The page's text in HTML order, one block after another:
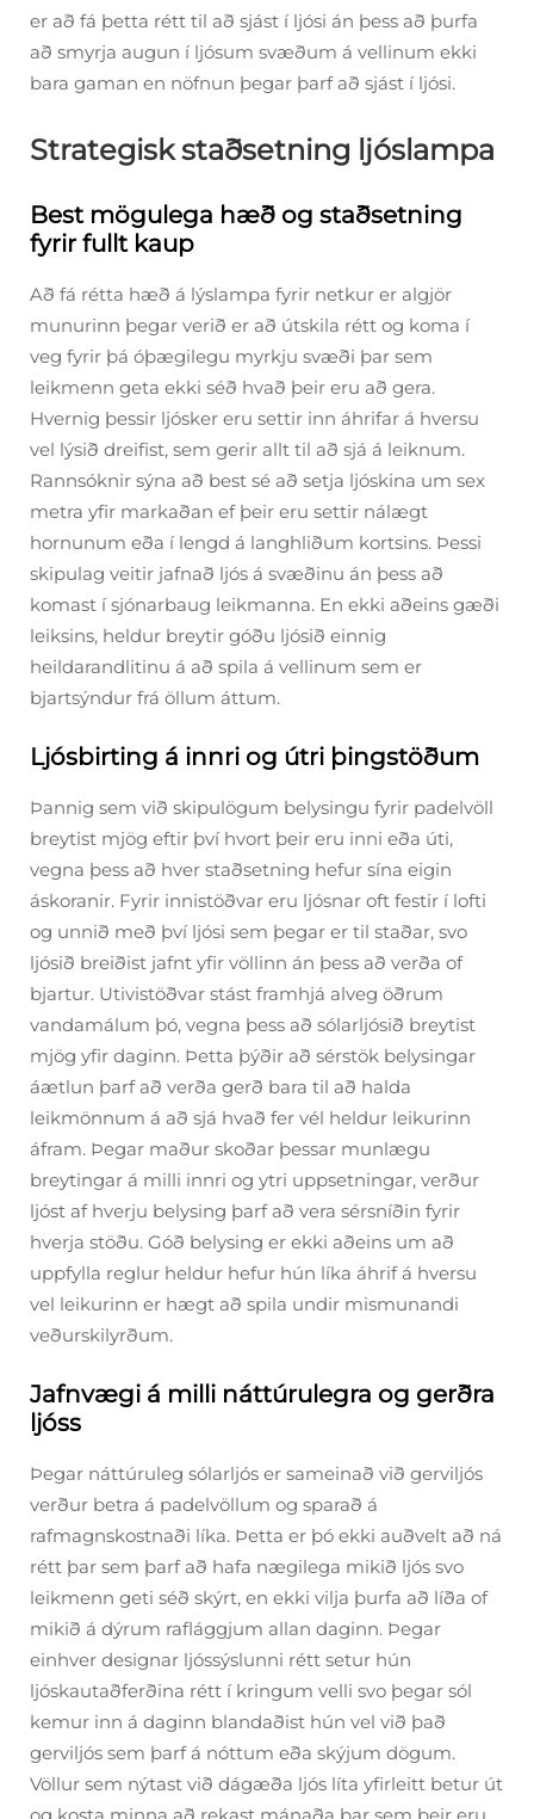
er að fá þetta rétt til að sjást í ljósi án þess að þurfa
að smyrja augun í ljósum svæðum á vellinum ekki
bara gaman en nöfnun þegar þarf að sjást í ljósi.
Strategisk staðsetning ljóslampa
Best mögulega hæð og staðsetning
fyrir fullt kaup
Að fá rétta hæð á lýslampa fyrir netkur er algjör
munurinn þegar verið er að útskila rétt og koma í
veg fyrir þá óþægilegu myrkju svæði þar sem
leikmenn geta ekki séð hvað þeir eru að gera.
Hvernig þessir ljósker eru settir inn áhrifar á hversu
vel lýsið dreifist, sem gerir allt til að sjá á leiknum.
Rannsóknir sýna að best sé að setja ljóskina um sex
metra yfir markaðan ef þeir eru settir nálægt
hornunum eða í lengd á langhliðum kortsins. Þessi
skipulag veitir jafnað ljós á svæðinu án þess að
komast í sjónarbaug leikmanna. En ekki aðeins gæði
leiksins, heldur breytir góðu ljósið einnig
heildarandlitinu á að spila á vellinum sem er
bjartsýndur frá öllum áttum.
Ljósbirting á innri og útri þingstöðum
Þannig sem við skipulögum belysingu fyrir padelvöll
breytist mjög eftir því hvort þeir eru inni eða úti,
vegna þess að hver staðsetning hefur sína eigin
áskoranir. Fyrir innistöðvar eru ljósnar oft festir í lofti
og unnið með því ljósi sem þegar er til staðar, svo
ljósið breiðist jafnt yfir völlinn án þess að verða of
bjartur. Utivistöðvar stást framhjá alveg öðrum
vandamálum þó, vegna þess að sólarljósið breytist
mjög yfir daginn. Þetta þýðir að sérstök belysingar
áætlun þarf að verða gerð bara til að halda
leikmönnum á að sjá hvað fer vél heldur leikurinn
áfram. Þegar maður skoðar þessar munlægu
breytingar á milli innri og ytri uppsetningar, verður
ljóst af hverju belysing þarf að vera sérsníðin fyrir
hverja stöðu. Góð belysing er ekki aðeins um að
uppfylla reglur heldur hefur hún líka áhrif á hversu
vel leikurinn er hægt að spila undir mismunandi
veðurskilyrðum.
Jafnvægi á milli náttúrulegra og gerðra
ljóss
Þegar náttúruleg sólarljós er sameinað við gerviljós
verður betra á padelvöllum og sparað á
rafmagnskostnaði líka. Þetta er þó ekki auðvelt að ná
rétt þar sem þarf að hafa nægilega mikið ljós svo
leikmenn geti séð skýrt, en ekki vilja þurfa að líða of
mikið á dýrum raflággjum allan daginn. Þegar
einhver designar ljóssýslunni rétt setur hún
ljóskautaðferðina rétt í kringum velli svo þegar sól
kemur inn á daginn blandaðist hún vel við það
gerviljós sem þarf á nóttum eða skýjum dögum.
Völlur sem nýtast við dágæða ljós líta yfirleitt betur út